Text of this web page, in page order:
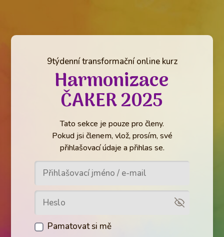
9týdenní transformační online kurz
Harmonizace
ČAKER 2025
Tato sekce je pouze pro členy.
Pokud jsi členem, vlož, prosím, své
přihlašovací údaje a přihlas se.
Pamatovat si mě